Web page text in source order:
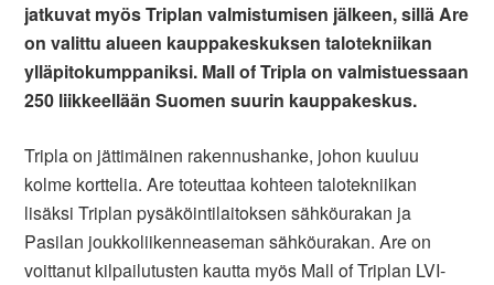
jatkuvat myös Triplan valmistumisen jälkeen, sillä Are
on valittu alueen kauppakeskuksen talotekniikan
ylläpitokumppaniksi. Mall of Tripla on valmistuessaan
250 liikkeellään Suomen suurin kauppakeskus.
Tripla on jättimäinen rakennushanke, johon kuuluu
kolme korttelia. Are toteuttaa kohteen talotekniikan
lisäksi Triplan pysäköintilaitoksen sähköurakan ja
Pasilan joukkoliikenneaseman sähköurakan. Are on
voittanut kilpailutusten kautta myös Mall of Triplan LVI-